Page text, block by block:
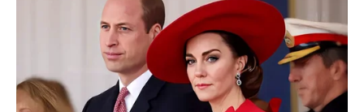
vorsichtig, bis alles gut kombiniert ist. Achten
Sie darauf, den Teig nicht zu übermischen, um
ein zähes Ergebnis zu vermeiden.
7. Gießen Sie den Teig gleichmäßig in die